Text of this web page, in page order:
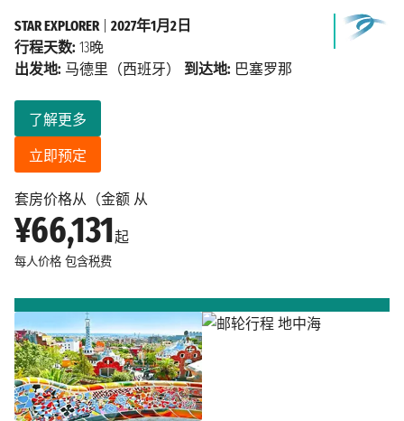
套房价格从（金额 从
¥66,131起
每人价格 包含税费
了解更多
立即预定
STAR EXPLORER
2027年1月2日
行程天数: 13晚
出发地: 马德里（西班牙） 到达地: 巴塞罗那